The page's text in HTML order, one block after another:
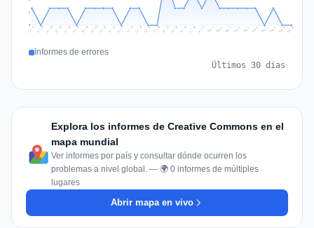
1
Jul 12 Jul 13 Jul 14 Jul 15 Jul 16 Jul 17 Jul 18 Jul 19 Jul 20 Jul 21 Jul 22 Jul 23 Jul 24 Jul 25 Jul 26 Jul 27 Jul 28 Jul 29 Jul 30 Jul 31 Aug 1 Aug 2 Aug 3 Aug 4 Aug 5 Aug 6 Aug 7 Aug 8 Aug 9 Aug 10
Informes de errores
Últimos 30 días
Explora los informes de Creative Commons en el
mapa mundial
Ver informes por país y consultar dónde ocurren los
problemas a nivel global. — 🌍 0 informes de múltiples
lugares
Abrir mapa en vivo